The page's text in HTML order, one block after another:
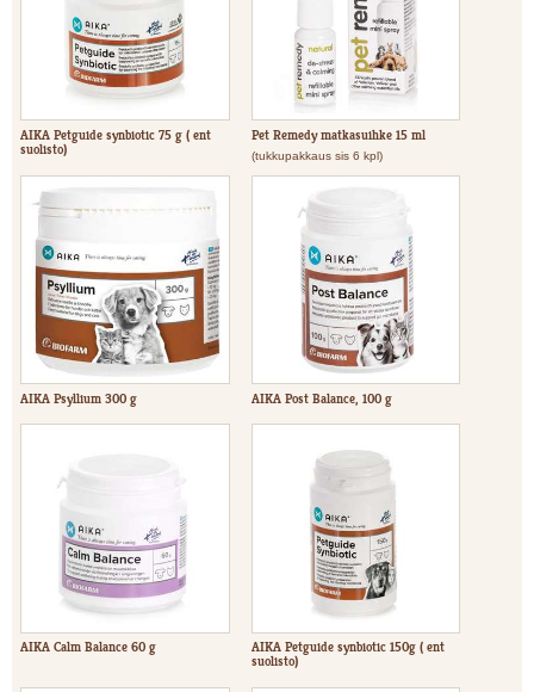
AIKA Petguide synbiotic 75 g ( ent
suolisto)
Pet Remedy matkasuihke 15 ml
(tukkupakkaus sis 6 kpl)
AIKA Psyllium 300 g AIKA Post Balance, 100 g
AIKA Calm Balance 60 g
AIKA Petguide synbiotic 150g ( ent
suolisto)